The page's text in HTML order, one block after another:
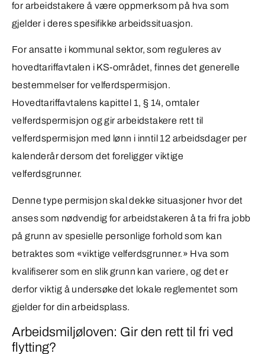
for arbeidstakere å være oppmerksom på hva som
gjelder i deres spesifikke arbeidssituasjon.
For ansatte i kommunal sektor, som reguleres av
hovedtariffavtalen i KS-området, finnes det generelle
bestemmelser for velferdspermisjon.
Hovedtariffavtalens kapittel 1, § 14, omtaler
velferdspermisjon og gir arbeidstakere rett til
velferdspermisjon med lønn i inntil 12 arbeidsdager per
kalenderår dersom det foreligger viktige
velferdsgrunner.
Denne type permisjon skal dekke situasjoner hvor det
anses som nødvendig for arbeidstakeren å ta fri fra jobb
på grunn av spesielle personlige forhold som kan
betraktes som «viktige velferdsgrunner.» Hva som
kvalifiserer som en slik grunn kan variere, og det er
derfor viktig å undersøke det lokale reglementet som
gjelder for din arbeidsplass.
Arbeidsmiljøloven: Gir den rett til fri ved
flytting?